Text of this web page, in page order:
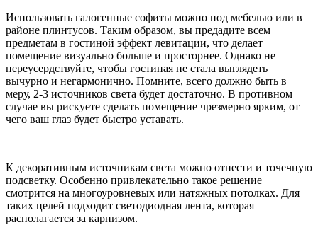
Использовать галогенные софиты можно под мебелью или в
районе плинтусов. Таким образом, вы предадите всем
предметам в гостиной эффект левитации, что делает
помещение визуально больше и просторнее. Однако не
переусердствуйте, чтобы гостиная не стала выглядеть
вычурно и негармонично. Помните, всего должно быть в
меру, 2-3 источников света будет достаточно. В противном
случае вы рискуете сделать помещение чрезмерно ярким, от
чего ваш глаз будет быстро уставать.
К декоративным источникам света можно отнести и точечную
подсветку. Особенно привлекательно такое решение
смотрится на многоуровневых или натяжных потолках. Для
таких целей подходит светодиодная лента, которая
располагается за карнизом.